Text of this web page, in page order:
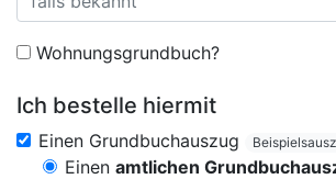
Wohnungsgrundbuch?
Ich bestelle hiermit
Einen Grundbuchauszug
Einen amtlichen